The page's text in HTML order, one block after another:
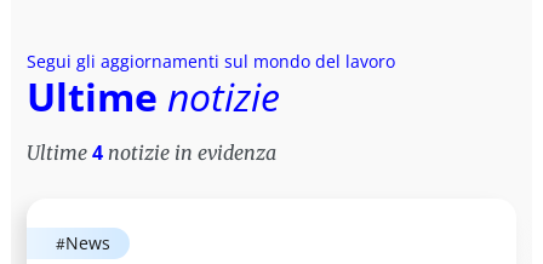
Segui gli aggiornamenti sul mondo del lavoro
Ultimenotizie
Ultime notizie in evidenza
#News